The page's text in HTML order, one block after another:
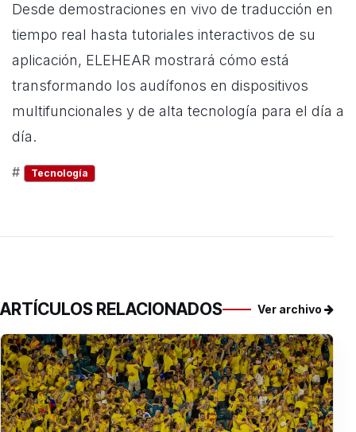
Desde demostraciones en vivo de traducción en
tiempo real hasta tutoriales interactivos de su
aplicación, ELEHEAR mostrará cómo está
transformando los audífonos en dispositivos
multifuncionales y de alta tecnología para el día a
día.
# Tecnología
ARTÍCULOS RELACIONADOS Ver archivo